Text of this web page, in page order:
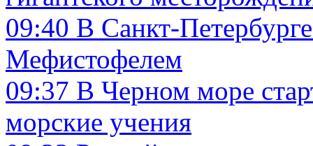
09:40 В Санкт-
Мефистофелем
09:37 В Черном море
морские учения